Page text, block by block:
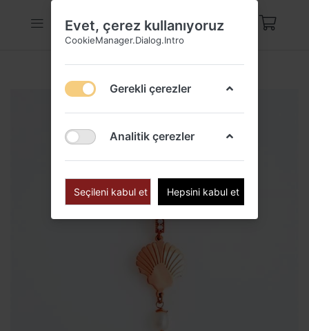
Evet, çerez kullanıyoruz
CookieManager.Dialog.Intro
Gerekli çerezler
Analitik çerezler
Seçileni kabul et Hepsini kabul et